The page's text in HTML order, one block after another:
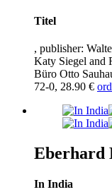
Titel
, publisher:
Katy Siegel and
Büro Otto
72-0, 28.90 €
Eberhard
In India